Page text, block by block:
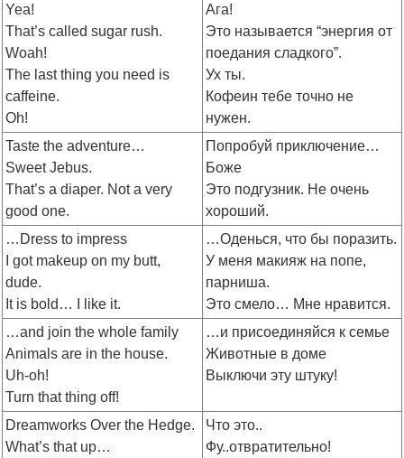
Yea!
That’s called sugar rush.
Woah!
The last thing you need is
caffeine.
Oh!
Ага!
Это называется “энергия от
поедания сладкого”.
Ух ты.
Кофеин тебе точно не
нужен.
Taste the adventure…
Sweet Jebus.
That’s a diaper. Not a very
good one.
Попробуй приключение…
Боже
Это подгузник. Не очень
хороший.
…Dress to impress
I got makeup on my butt,
dude.
It is bold… I like it.
…Оденься, что бы поразить.
У меня макияж на попе,
парниша.
Это смело… Мне нравится.
…and join the whole family
Animals are in the house.
Uh-oh!
Turn that thing off!
…и присоединяйся к семье
Животные в доме
Выключи эту штуку!
Dreamworks Over the Hedge.
What’s that up…
Что это..
Фу..отвратительно!